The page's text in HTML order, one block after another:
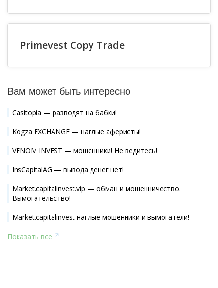
Primevest Copy Trade
Вам может быть интересно
Casitopia — разводят на бабки!
Kogza EXCHANGE — наглые аферисты!
VENOM INVEST — мошенники! Не ведитесь!
InsCapitalAG — вывода денег нет!
Market.capitalinvest.vip — обман и мошенничество.
Вымогательство!
Market.capitalinvest наглые мошенники и вымогатели!
Показать все